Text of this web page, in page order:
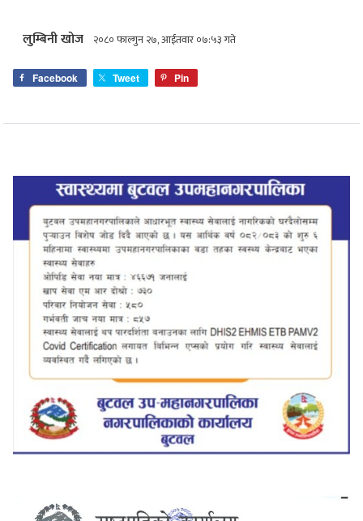
लुम्बिनी खोज २०८० फाल्गुन २७, आईतवार ०७:५३ गते
Facebook Tweet Pin